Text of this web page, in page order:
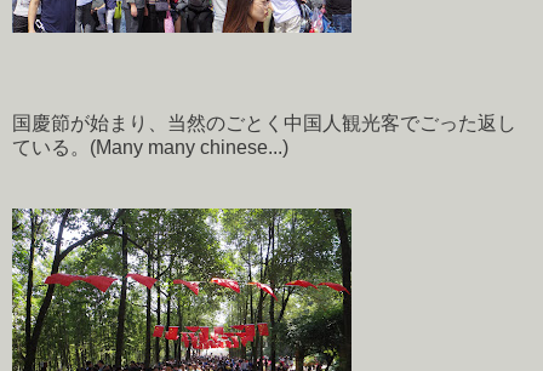
国慶節が始まり、当然のごとく中国人観光客でごった返し
ている。(Many many chinese...)